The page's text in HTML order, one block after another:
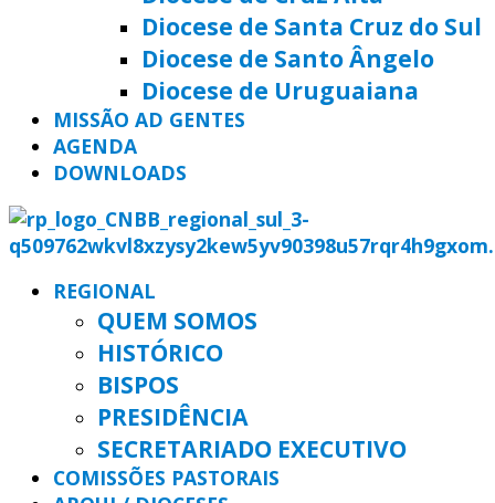
Diocese de Santa Cruz do Sul
Diocese de Santo Ângelo
Diocese de Uruguaiana
MISSÃO AD GENTES
AGENDA
DOWNLOADS
REGIONAL
QUEM SOMOS
HISTÓRICO
BISPOS
PRESIDÊNCIA
SECRETARIADO EXECUTIVO
COMISSÕES PASTORAIS